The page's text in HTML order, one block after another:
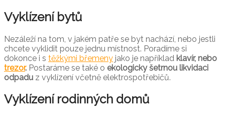
Vyklízení bytů
Nezáleží na tom, v jakém patře se byt nachází, nebo jestli
chcete vyklidit pouze jednu místnost. Poradíme si
dokonce i s těžkými břemeny jako je například klavír, nebo
trezor. Postaráme se také o ekologicky šetrnou likvidaci
odpadu z vyklízení včetně elektrospotřebičů.
Vyklízení rodinných domů